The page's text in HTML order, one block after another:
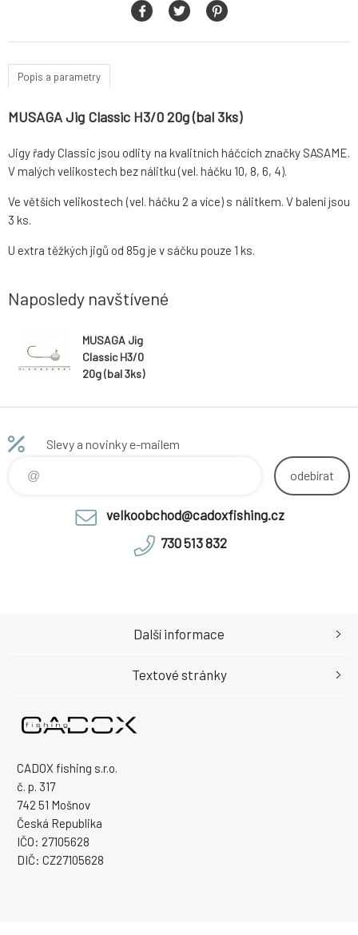
Popis a parametry
MUSAGA Jig Classic H3/0 20g (bal 3ks)
Jigy řady Classic jsou odlity na kvalitních háčcích značky SASAME.
V malých velikostech bez nálitku (vel. háčku 10, 8, 6, 4).
Ve větších velikostech (vel. háčku 2 a více) s nálitkem. V balení jsou
3 ks.
U extra těžkých jigů od 85g je v sáčku pouze 1 ks.
Naposledy navštívené
MUSAGA Jig
Classic H3/0
20g (bal 3ks)
Slevy a novinky e-mailem
odebírat
velkoobchod@cadoxfishing.cz
730 513 832
CADOX fishing s.r.o.
č. p. 317
742 51 Mošnov
Česká Republika
IČO: 27105628
DIČ: CZ27105628
Další informace
Textové stránky